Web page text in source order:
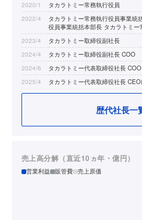
2020/1
タカラトミー常務執行役員
2022/4
タカラトミー常務執行役員事業統
役員事業統括本部長 タカラトミ
2023/4
タカラトミー取締役副社長
2024/4
タカラトミー取締役副社長 COO
2024/6
タカラトミー代表取締役社長 COO
2025/4
タカラトミー代表取締役社長
歴代社長一
売上高分解（直近10ヵ年・億円）
営業利益 販管費 売上原価